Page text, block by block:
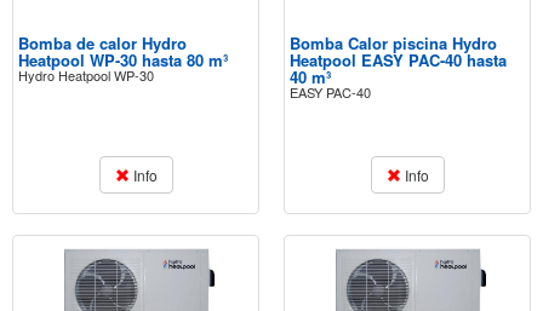
Bomba de calor Hydro
Heatpool WP-30 hasta 80 m³
Hydro Heatpool WP-30
Info
Bomba Calor piscina Hydro
Heatpool EASY PAC-40 hasta
40 m³
EASY PAC-40
Info